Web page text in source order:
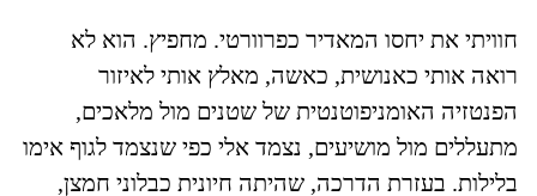
חוויתי את יחסו המאדיר כפרוורטי. מחפיץ. הוא לא
רואה אותי כאנושית, כאשה, מאלץ אותי לאיזור
הפנטזיה האומניפוטנטית של שטנים מול מלאכים,
מתעללים מול מושיעים, נצמד אלי כפי שנצמד לגוף אימו
בלילות. בעזרת הדרכה, שהיתה חיונית כבלוני חמצן,